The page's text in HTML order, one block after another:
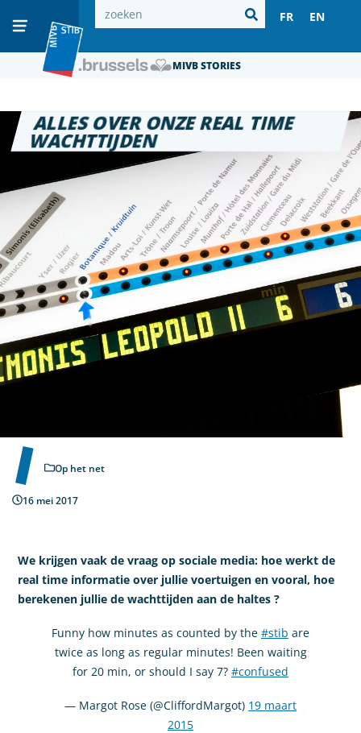
FR EN
MIVB STORIES
ALLES OVER ONZE REAL TIME
WACHTTIJDEN
Op het net
16 mei 2017
We krijgen vaak de vraag op sociale media: hoe werkt de
real time informatie over jullie voertuigen en vooral, hoe
berekenen jullie de wachttijden aan de haltes ?
Funny how minutes as counted by the #stib are
twice as long as regular minutes! Been waiting
for 20 min, or should I say 7? #confused
— Margot Rose (@CliffordMargot) 19 maart
2015